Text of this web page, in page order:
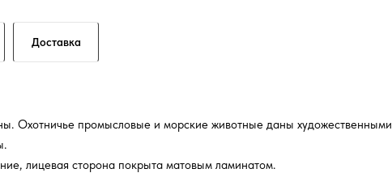
Доставка
Охотничье промысловые и морские животные даны художественными
лицевая сторона покрыта матовым ламинатом.